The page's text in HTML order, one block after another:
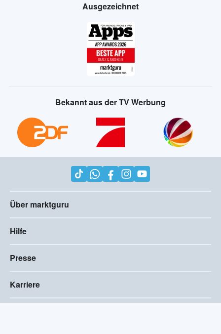
Ausgezeichnet
Bekannt aus der TV Werbung
Über marktguru
Hilfe
Presse
Karriere